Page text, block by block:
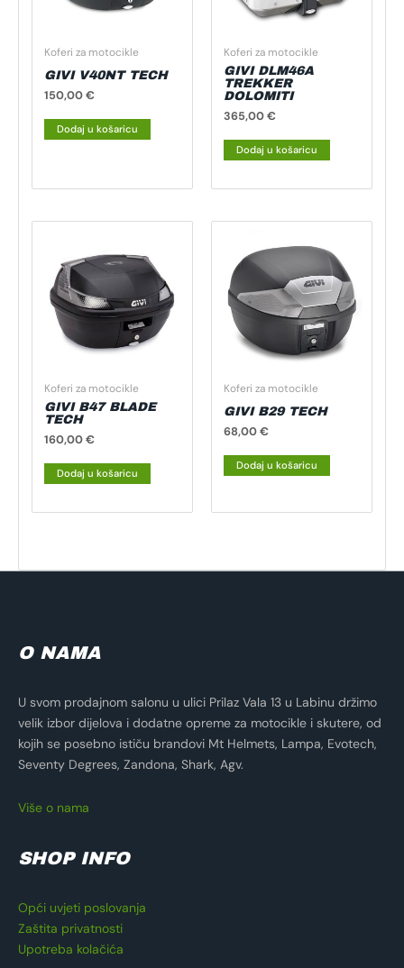
Koferi za motocikle
GIVI V40NT TECH
150,00€
Dodaj u košaricu
Koferi za motocikle
GIVI DLM46A
TREKKER
DOLOMITI
365,00€
Dodaj u košaricu
Koferi za motocikle
GIVI B47 BLADE
TECH
160,00€
Dodaj u košaricu
Koferi za motocikle
GIVI B29 TECH
68,00€
Dodaj u košaricu
O NAMA
U svom prodajnom salonu u ulici Prilaz Vala 13 u Labinu držimo
velik izbor dijelova i dodatne opreme za motocikle i skutere, od
kojih se posebno ističu brandovi Mt Helmets, Lampa, Evotech,
Seventy Degrees, Zandona, Shark, Agv.
Više o nama
SHOP INFO
Opći uvjeti poslovanja
Zaštita privatnosti
Upotreba kolačića